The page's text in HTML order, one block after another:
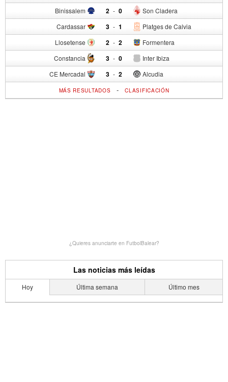
Binissalem 2 - Son Cladera
0
Cardassar 3 - Platges de Calvia
1
Llosetense 2 - Formentera
2
Constancia 3 - Inter Ibiza
0
CE Mercadal 3 - Alcudia
2
MÁS RESULTADOS -CLASIFICACIÓN
¿Quieres anunciarte en FutbolBalear?
Las noticias más leídas
Hoy Última semana Último mes